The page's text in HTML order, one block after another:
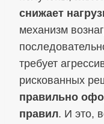
снижает
механизм
требует
рискованных
правильно
правил. И это,